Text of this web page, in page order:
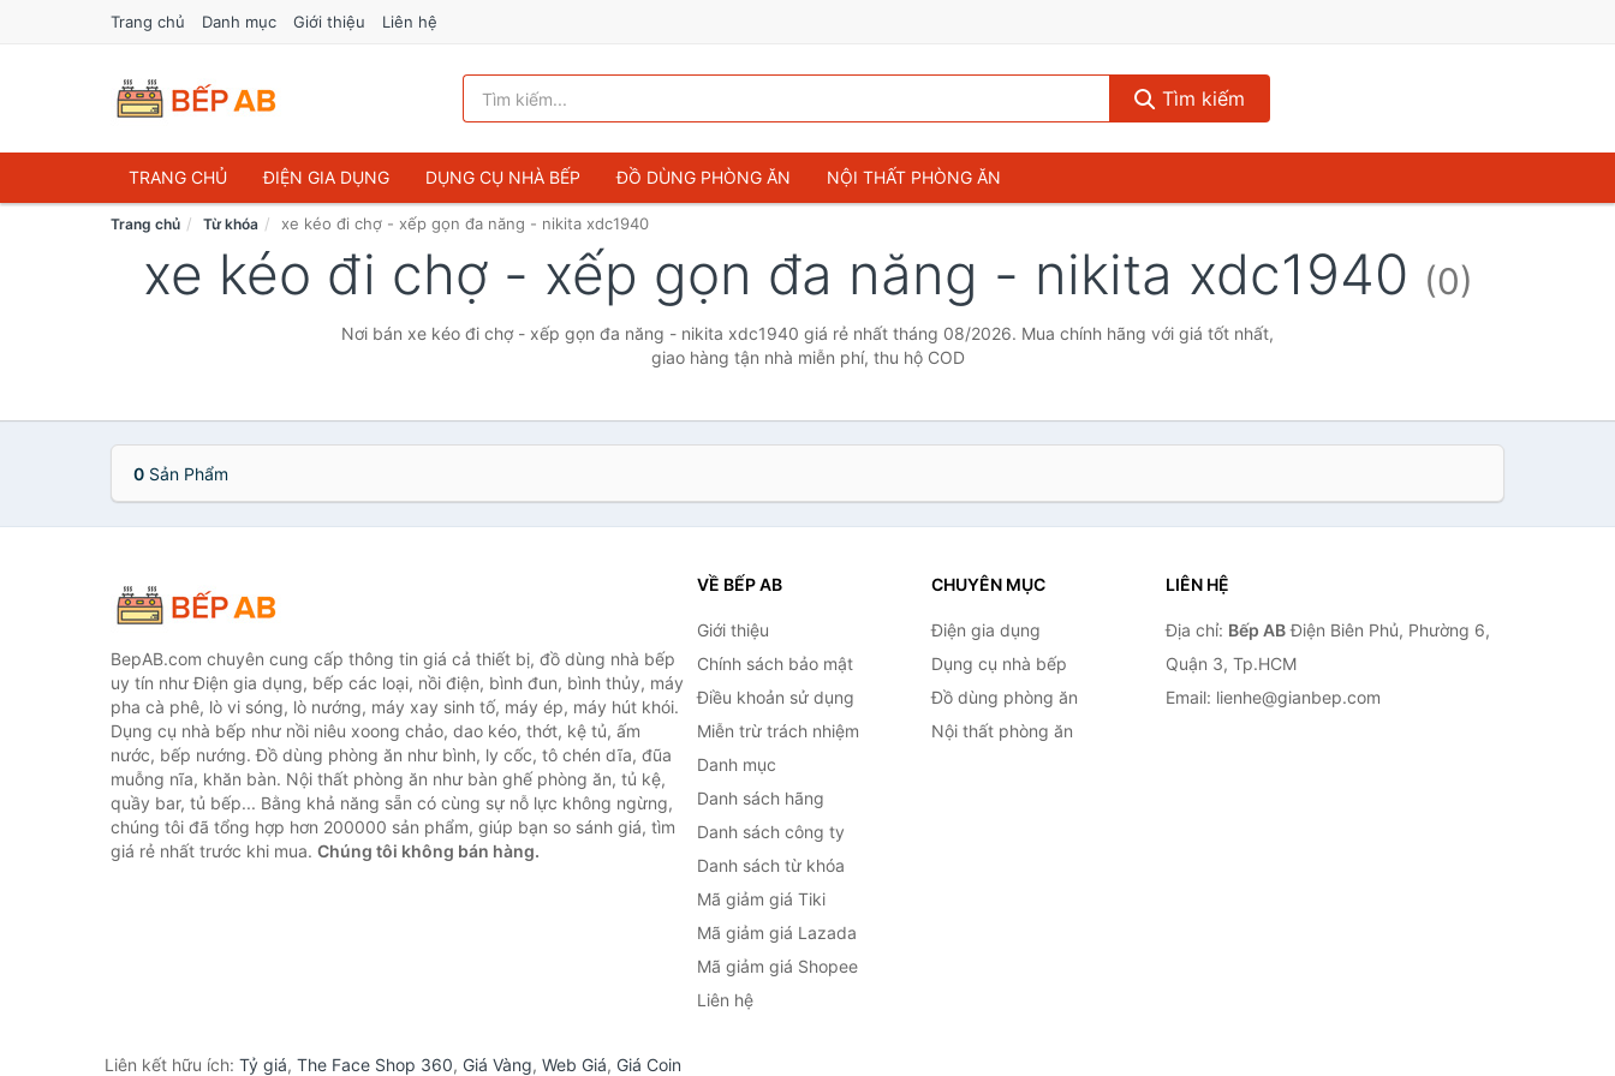
Trang chủ Danh mục Giới thiệu Liên hệ
Tìm kiếm
TRANG CHỦ ĐIỆN GIA DỤNG DỤNG CỤ NHÀ BẾP ĐỒ DÙNG PHÒNG ĂN NỘI THẤT PHÒNG ĂN
Trang chủ Từ khóa xe kéo đi chợ - xếp gọn đa năng - nikita xdc1940
xe kéo đi chợ - xếp gọn đa năng - nikita xdc1940 (0)
Nơi bán xe kéo đi chợ - xếp gọn đa năng - nikita xdc1940 giá rẻ nhất tháng 08/2026. Mua chính hãng với giá tốt nhất,
giao hàng tận nhà miễn phí, thu hộ COD
0 Sản Phẩm
BepAB.com chuyên cung cấp thông tin giá cả thiết bị, đồ dùng nhà bếp
uy tín như Điện gia dụng, bếp các loại, nồi điện, bình đun, bình thủy, máy
pha cà phê, lò vi sóng, lò nướng, máy xay sinh tố, máy ép, máy hút khói.
Dụng cụ nhà bếp như nồi niêu xoong chảo, dao kéo, thớt, kệ tủ, ấm
nước, bếp nướng. Đồ dùng phòng ăn như bình, ly cốc, tô chén dĩa, đũa
muỗng nĩa, khăn bàn. Nội thất phòng ăn như bàn ghế phòng ăn, tủ kệ,
quầy bar, tủ bếp... Bằng khả năng sẵn có cùng sự nỗ lực không ngừng,
chúng tôi đã tổng hợp hơn 200000 sản phẩm, giúp bạn so sánh giá, tìm
giá rẻ nhất trước khi mua. Chúng tôi không bán hàng.
VỀ BẾP AB
Giới thiệu
Chính sách bảo mật
Điều khoản sử dụng
Miễn trừ trách nhiệm
Danh mục
Danh sách hãng
Danh sách công ty
Danh sách từ khóa
Mã giảm giá Tiki
Mã giảm giá Lazada
Mã giảm giá Shopee
Liên hệ
CHUYÊN MỤC
Điện gia dụng
Dụng cụ nhà bếp
Đồ dùng phòng ăn
Nội thất phòng ăn
LIÊN HỆ
Địa chỉ: Bếp ABĐiện Biên Phủ, Phường 6,
Quận 3, Tp.HCM
Email: lienhe@gianbep.com
Liên kết hữu ích: Tỷ giá, The Face Shop 360, Giá Vàng, Web Giá, Giá Coin